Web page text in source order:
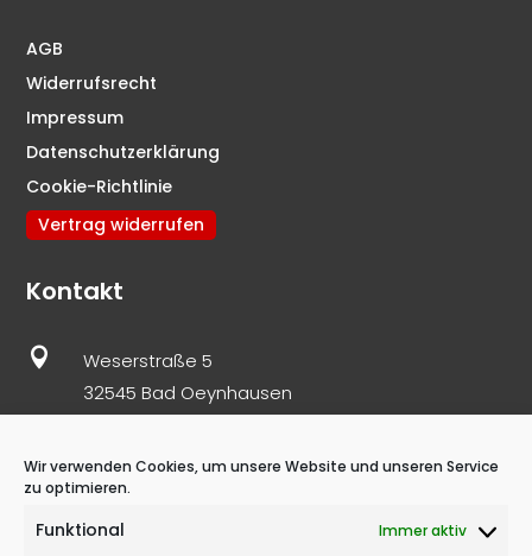
Wir verwenden Cookies, um unsere Website und unseren Service
zu optimieren.
Funktional Immer aktiv
AGB
Widerrufsrecht
Impressum
Datenschutzerklärung
Cookie-Richtlinie
Vertrag widerrufen
Kontakt

Weserstraße 5
32545 Bad Oeynhausen
0171 – 82 171 61
 info@schnoelzer-immobilien.de